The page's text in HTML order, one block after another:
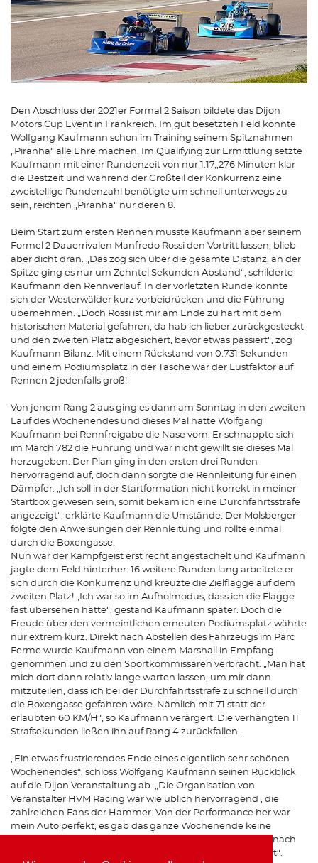
Den Abschluss der 2021er Formal 2 Saison bildete das Dijon
Motors Cup Event in Frankreich. Im gut besetzten Feld konnte
Wolfgang Kaufmann schon im Training seinem Spitznahmen
„Piranha“ alle Ehre machen. Im Qualifying zur Ermittlung setzte
Kaufmann mit einer Rundenzeit von nur 1.17,,276 Minuten klar
die Bestzeit und während der Großteil der Konkurrenz eine
zweistellige Rundenzahl benötigte um schnell unterwegs zu
sein, reichten „Piranha“ nur deren 8.
Beim Start zum ersten Rennen musste Kaufmann aber seinem
Formel 2 Dauerrivalen Manfredo Rossi den Vortritt lassen, blieb
aber dicht dran. „Das zog sich über die gesamte Distanz, an der
Spitze ging es nur um Zehntel Sekunden Abstand“, schilderte
Kaufmann den Rennverlauf. In der vorletzten Runde konnte
sich der Westerwälder kurz vorbeidrücken und die Führung
übernehmen. „Doch Rossi ist mir am Ende zu hart mit dem
historischen Material gefahren, da hab ich lieber zurückgesteckt
und den zweiten Platz abgesichert, bevor etwas passiert“, zog
Kaufmann Bilanz. Mit einem Rückstand von 0.731 Sekunden
und einem Podiumsplatz in der Tasche war der Lustfaktor auf
Rennen 2 jedenfalls groß!
Von jenem Rang 2 aus ging es dann am Sonntag in den zweiten
Lauf des Wochenendes und dieses Mal hatte Wolfgang
Kaufmann bei Rennfreigabe die Nase vorn. Er schnappte sich
im March 782 die Führung und war nicht gewillt sie dieses Mal
herzugeben. Der Plan ging in den ersten drei Runden
hervorragend auf, doch dann sorgte die Rennleitung für einen
Dämpfer. „Ich soll in der Startformation nicht korrekt in meiner
Startbox gewesen sein, somit bekam ich eine Durchfahrtsstrafe
angezeigt“, erklärte Kaufmann die Umstände. Der Molsberger
folgte den Anweisungen der Rennleitung und rollte einmal
durch die Boxengasse.
Nun war der Kampfgeist erst recht angestachelt und Kaufmann
jagte dem Feld hinterher. 16 weitere Runden lang arbeitete er
sich durch die Konkurrenz und kreuzte die Zielflagge auf dem
zweiten Platz! „Ich war so im Aufholmodus, dass ich die Flagge
fast übersehen hätte“, gestand Kaufmann später. Doch die
Freude über den vermeintlichen erneuten Podiumsplatz währte
nur extrem kurz. Direkt nach Abstellen des Fahrzeugs im Parc
Ferme wurde Kaufmann von einem Marshall in Empfang
genommen und zu den Sportkommissaren verbracht. „Man hat
mich dort dann relativ lange warten lassen, um mir dann
mitzuteilen, dass ich bei der Durchfahrtsstrafe zu schnell durch
die Boxengasse gefahren wäre. Nämlich mit 71 statt der
erlaubten 60 KM/H“, so Kaufmann verärgert. Die verhängten 11
Strafsekunden ließen ihn auf Rang 4 zurückfallen.
„Ein etwas frustrierendes Ende eines eigentlich sehr schönen
Wochenendes“, schloss Wolfgang Kaufmann seinen Rückblick
auf die Dijon Veranstaltung ab. „Die Organisation von
Veranstalter HVM Racing war wie üblich hervorragend , die
zahlreichen Fans der Hammer. Von der Performance her war
mein Auto perfekt, es gab das ganze Wochenende keine
Probleme. Lediglich die Umstände, das die Zeitstrafe erst nach
dem Rennen verhängt wurde, hat mich traurig gestimmt“.